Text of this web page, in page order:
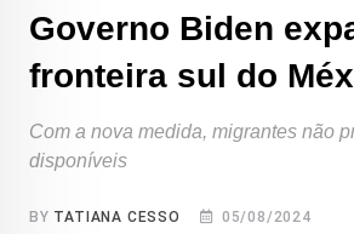
Governo Biden
fronteira sul do
Com a nova medida, migrantes não
disponíveis
BY TATIANA CESSO 05/08/2024